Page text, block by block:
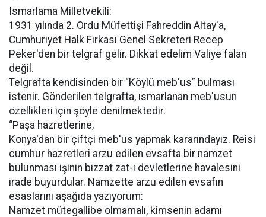
Ismarlama Milletvekili:
1931 yılında 2. Ordu Müfettişi Fahreddin Altay'a,
Cumhuriyet Halk Fırkası Genel Sekreteri Recep
Peker'den bir telgraf gelir. Dikkat edelim Valiye falan
değil.
Telgrafta kendisinden bir “Köylü meb'us” bulması
istenir. Gönderilen telgrafta, ısmarlanan meb'usun
özellikleri için şöyle denilmektedir.
“Paşa hazretlerine,
Konya'dan bir çiftçi meb'us yapmak kararındayız. Reisi
cumhur hazretleri arzu edilen evsafta bir namzet
bulunması işinin bizzat zat-ı devletlerine havalesini
irade buyurdular. Namzette arzu edilen evsafın
esaslarını aşağıda yazıyorum:
Namzet mütegallibe olmamalı, kimsenin adamı